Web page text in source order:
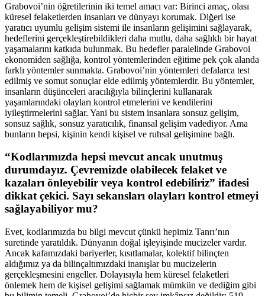
Grabovoi’nin öğretilerinin iki temel amacı var: Birinci amaç, olası
küresel felaketlerden insanları ve dünyayı korumak. Diğeri ise
yaratıcı uyumlu gelişim sistemi ile insanların gelişimini sağlayarak,
hedeflerini gerçekleştirebildikleri daha mutlu, daha sağlıklı bir hayat
yaşamalarını katkıda bulunmak. Bu hedefler paralelinde Grabovoi
ekonomiden sağlığa, kontrol yöntemlerinden eğitime pek çok alanda
farklı yöntemler sunmakta. Grabovoi’nin yöntemleri defalarca test
edilmiş ve somut sonuçlar elde edilmiş yöntemlerdir. Bu yöntemler,
insanların düşünceleri aracılığıyla bilinçlerini kullanarak
yaşamlarındaki olayları kontrol etmelerini ve kendilerini
iyileştirmelerini sağlar. Yani bu sistem insanlara sonsuz gelişim,
sonsuz sağlık, sonsuz yaratıcılık, finansal gelişim vadediyor. Ama
bunların hepsi, kişinin kendi kişisel ve ruhsal gelişimine bağlı.
“Kodlarımızda hepsi mevcut ancak unutmuş
durumdayız. Çevremizde olabilecek felaket ve
kazaları önleyebilir veya kontrol edebiliriz” ifadesi
dikkat çekici. Sayı sekansları olayları kontrol etmeyi
sağlayabiliyor mu?
Evet, kodlarımızda bu bilgi mevcut çünkü hepimiz Tanrı’nın
suretinde yaratıldık. Dünyanın doğal işleyişinde mucizeler vardır.
Ancak kafamızdaki bariyerler, kısıtlamalar, kolektif bilinçten
aldığımız ya da bilinçaltımızdaki inanışlar bu mucizelerin
gerçekleşmesini engeller. Dolayısıyla hem küresel felaketleri
önlemek hem de kişisel gelişimi sağlamak mümkün ve dediğim gibi